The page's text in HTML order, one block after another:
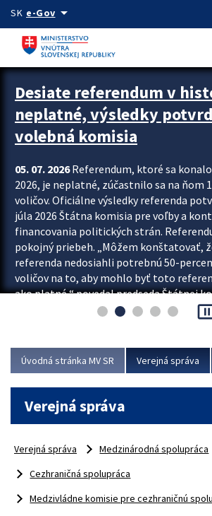
Preskocit na hlavný obsah
SK e-Govarrow_drop_down
Zastavit automatický posun upútavok
Desiate referendum v
neplatné, výsledky
volebná komisia
05. 07. 2026Referendum, ktoré sa
2026, je neplatné, zúčastnilo sa na ňom
voličov. Oficiálne výsledky referenda
júla 2026 Štátna komisia pre voľby a
financovania politických strán.
pokojný priebeh. „Môžem konštatovať,
referenda nedosiahli potrebnú 50-
voličov na to, aby mohlo byť toto
ako platné,“ povedal predseda Štátnej
a kontrolu financovania politických...
Úvodná stránka MV SR Verejná správa
Verejná správa
Verejná správa
Medzinárodná spolupráca
Cezhraničná spolupráca
Medzivládne komisie pre cezhraničnú